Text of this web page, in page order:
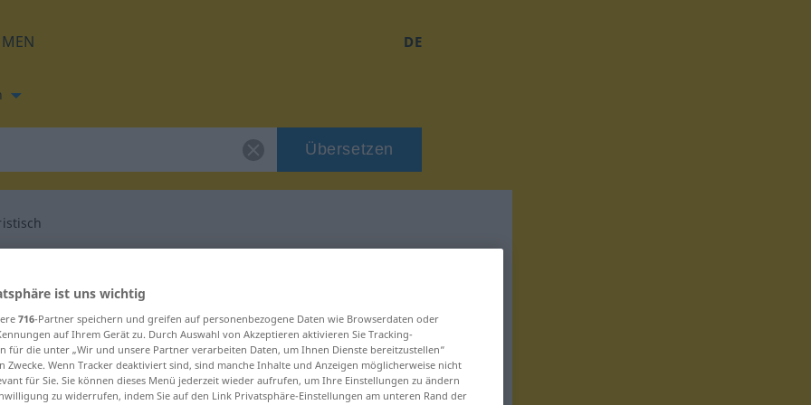
DE
Übersetzen
für "charakteristisch"
ist uns wichtig
716-Partner speichern und greifen auf personenbezogene Daten wie Browserdaten oder
auf Ihrem Gerät zu. Durch Auswahl von Akzeptieren aktivieren Sie Tracking-
für die unter „Wir und unsere Partner verarbeiten Daten, um Ihnen Dienste bereitzustellen“
Zwecke. Wenn Tracker deaktiviert sind, sind manche Inhalte und Anzeigen möglicherweise nicht
für Sie. Sie können dieses Menü jederzeit wieder aufrufen, um Ihre Einstellungen zu ändern
zu widerrufen, indem Sie auf den Link Privatsphäre-Einstellungen am unteren Rand der